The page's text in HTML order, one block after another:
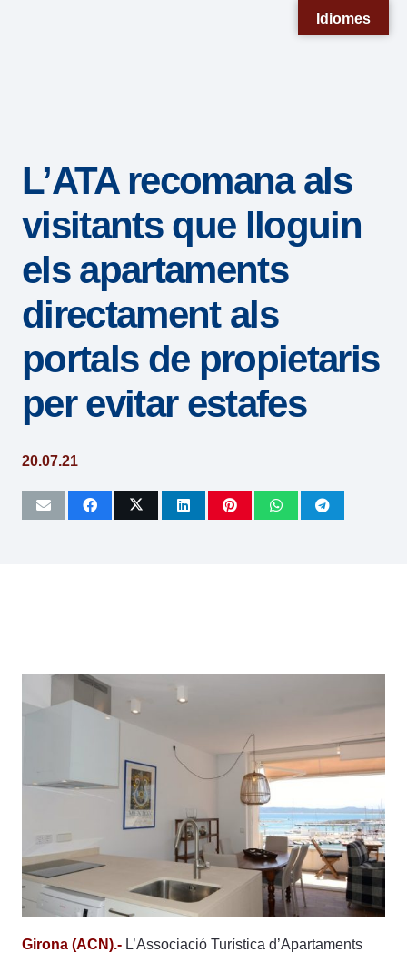
sistema
accesibilidad.
L’ATA recomana als
visitants que lloguin
els apartaments
directament als
portals de propietaris
per evitar estafes
20.07.21
Girona (ACN).- L’Associació Turística d’Apartaments
Idiomes